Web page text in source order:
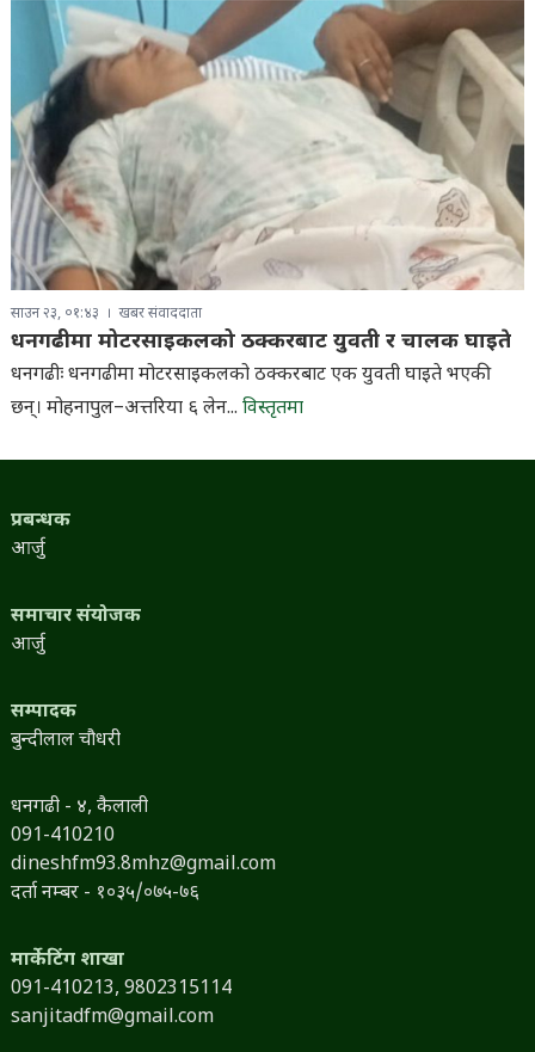
साउन २३, ०१:४३ खबर संवाददाता
धनगढीमा मोटरसाइकलको ठक्करबाट युवती र चालक घाइते
धनगढीः धनगढीमा मोटरसाइकलको ठक्करबाट एक युवती घाइते भएकी
छन्। मोहनापुल–अत्तरिया ६ लेन... विस्तृतमा
प्रबन्धक
आर्जु
समाचार संयोजक
आर्जु
सम्पादक
बुन्दीलाल चौधरी
धनगढी - ४, कैलाली
091-410210
dineshfm93.8mhz@gmail.com
दर्ता नम्बर - १०३५/०७५-७६
मार्केटिंग शाखा
091-410213, 9802315114
sanjitadfm@gmail.com